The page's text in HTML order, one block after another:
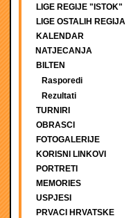
LIGE REGIJE "ISTOK"
LIGE OSTALIH REGIJA
KALENDAR
NATJECANJA
BILTEN
Rasporedi
Rezultati
TURNIRI
OBRASCI
FOTOGALERIJE
KORISNI LINKOVI
PORTRETI
MEMORIES
USPJESI
PRVACI HRVATSKE